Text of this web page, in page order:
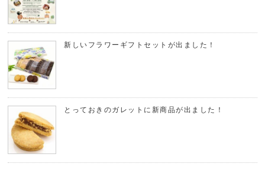
新しいフラワーギフトセットが出ました！
とっておきのガレットに新商品が出ました！